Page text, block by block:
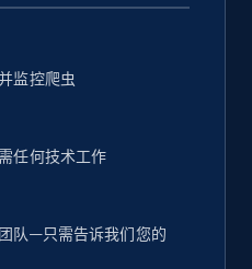
监控爬虫
任何技术工作
队—只需告诉我们您的